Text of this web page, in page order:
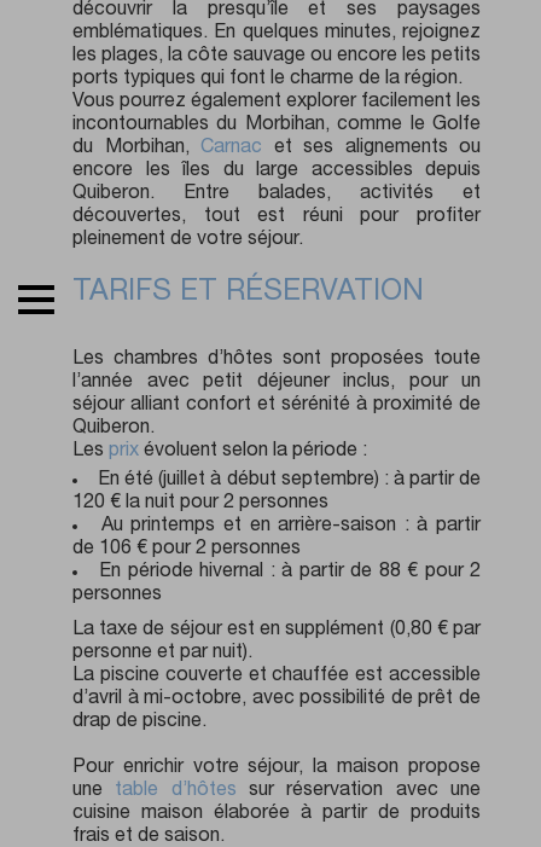
découvrir la presqu’île et ses paysages
emblématiques. En quelques minutes, rejoignez
les plages, la côte sauvage ou encore les petits
ports typiques qui font le charme de la région.
Vous pourrez également explorer facilement les
incontournables du Morbihan, comme le Golfe
du Morbihan, Carnac et ses alignements ou
encore les îles du large accessibles depuis
Quiberon. Entre balades, activités et
découvertes, tout est réuni pour profiter
pleinement de votre séjour.
TARIFS ET RÉSERVATION
Les chambres d’hôtes sont proposées toute
l’année avec petit déjeuner inclus, pour un
séjour alliant confort et sérénité à proximité de
Quiberon.
Les prix évoluent selon la période :
En été (juillet à début septembre) : à partir de
120 € la nuit pour 2 personnes
Au printemps et en arrière-saison : à partir
de 106 € pour 2 personnes
En période hivernal : à partir de 88 € pour 2
personnes
La taxe de séjour est en supplément (0,80 € par
personne et par nuit).
La piscine couverte et chauffée est accessible
d’avril à mi-octobre, avec possibilité de prêt de
drap de piscine.
Pour enrichir votre séjour, la maison propose
une table d’hôtes sur réservation avec une
cuisine maison élaborée à partir de produits
frais et de saison.